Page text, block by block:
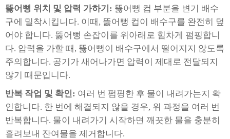
뚫어뻥 위치 및 압력 가하기: 뚫어뻥 컵 부분을 변기 배수
구에 밀착시킵니다. 이때, 뚫어뻥 컵이 배수구를 완전히 덮
어야 합니다. 뚫어뻥 손잡이를 위아래로 힘차게 펌핑합니
다. 압력을 가할 때, 뚫어뻥이 배수구에서 떨어지지 않도록
주의합니다. 공기가 새어나가면 압력이 제대로 전달되지
않기 때문입니다.
반복 작업 및 확인: 여러 번 펌핑한 후 물이 내려가는지 확
인합니다. 한 번에 해결되지 않을 경우, 위 과정을 여러 번
반복합니다. 물이 내려가기 시작하면 깨끗한 물을 충분히
흘려보내 잔여물을 제거합니다.